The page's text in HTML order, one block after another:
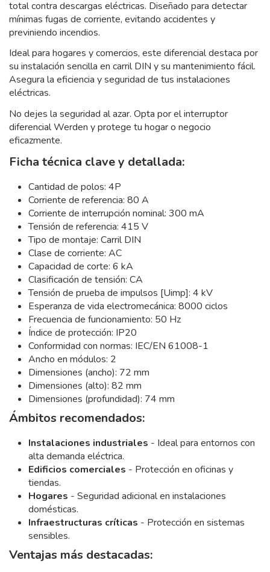
total contra descargas eléctricas. Diseñado para detectar
mínimas fugas de corriente, evitando accidentes y
previniendo incendios.
Ideal para hogares y comercios, este diferencial destaca por
su instalación sencilla en carril DIN y su mantenimiento fácil.
Asegura la eficiencia y seguridad de tus instalaciones
eléctricas.
No dejes la seguridad al azar. Opta por el interruptor
diferencial Werden y protege tu hogar o negocio
eficazmente.
Ficha técnica clave y detallada:
Cantidad de polos: 4P
Corriente de referencia: 80 A
Corriente de interrupción nominal: 300 mA
Tensión de referencia: 415 V
Tipo de montaje: Carril DIN
Clase de corriente: AC
Capacidad de corte: 6 kA
Clasificación de tensión: CA
Tensión de prueba de impulsos [Uimp]: 4 kV
Esperanza de vida electromecánica: 8000 ciclos
Frecuencia de funcionamiento: 50 Hz
Índice de protección: IP20
Conformidad con normas: IEC/EN 61008-1
Ancho en módulos: 2
Dimensiones (ancho): 72 mm
Dimensiones (alto): 82 mm
Dimensiones (profundidad): 74 mm
Ámbitos recomendados:
Instalaciones industriales - Ideal para entornos con
alta demanda eléctrica.
Edificios comerciales - Protección en oficinas y
tiendas.
Hogares - Seguridad adicional en instalaciones
domésticas.
Infraestructuras críticas - Protección en sistemas
sensibles.
Ventajas más destacadas: